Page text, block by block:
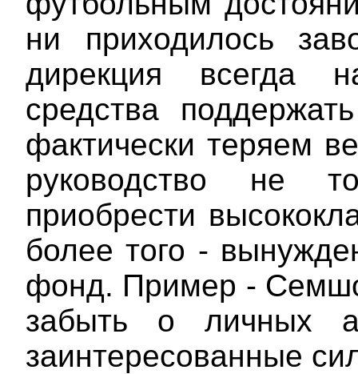
ни приходилось
дирекция всегда
средства
фактически теряем
руководство не
приобрести
более того -
фонд. Пример -
забыть о личных
заинтересованные